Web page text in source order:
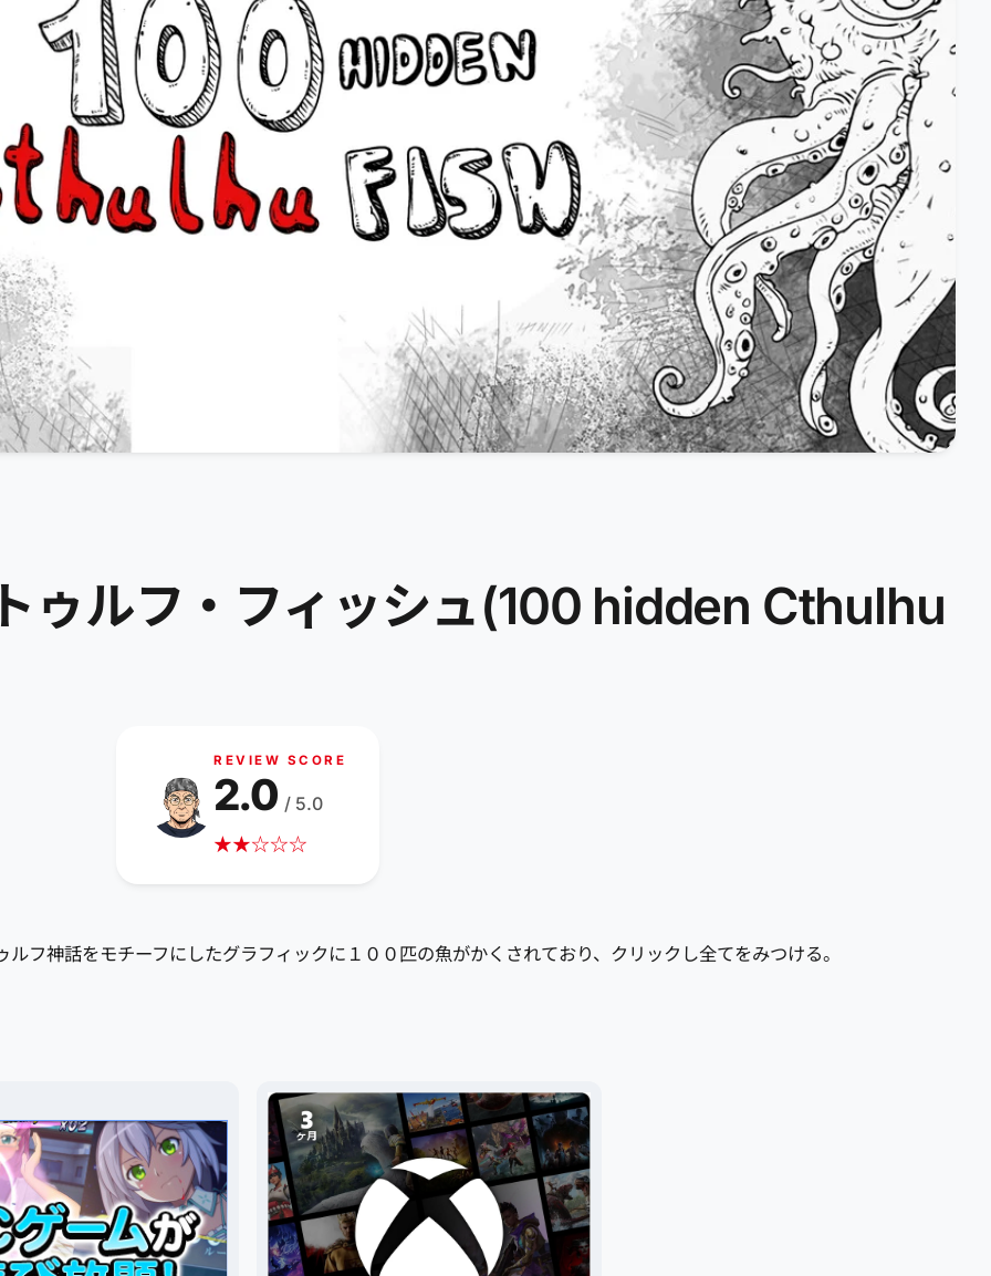
ゥルフ・フィッシュ(100 hidden Cthulhu
REVIEW SCORE
★★☆☆☆
2.0 / 5.0
フ神話をモチーフにしたグラフィックに１００匹の魚がかくされており、クリックし全てをみつける。